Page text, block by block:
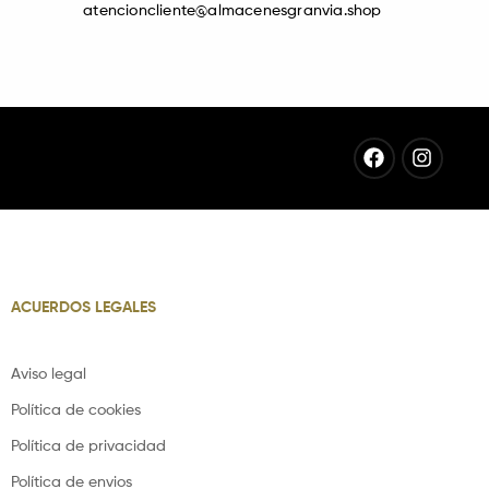
atencioncliente@almacenesgranvia.shop
Facebook
ACUERDOS LEGALES
Aviso legal
Política de cookies
Política de privacidad
Política de envios